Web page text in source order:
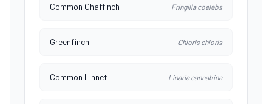
Common Chaffinch Fringilla coelebs
Greenfinch Chloris chloris
Common Linnet Linaria cannabina